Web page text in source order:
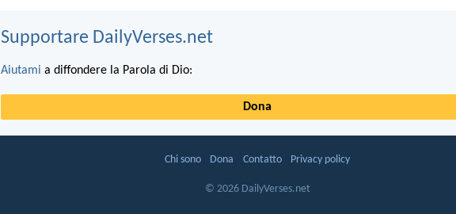
Supportare DailyVerses.net
Aiutami a diffondere la Parola di Dio:
Dona
Chi sono Dona Contatto Privacy policy
© 2026 DailyVerses.net